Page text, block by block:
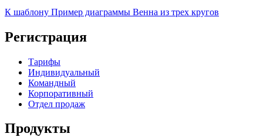
К шаблону Пример диаграммы Венна из трех кругов
Регистрация
Тарифы
Индивидуальный
Командный
Корпоративный
Отдел продаж
Продукты